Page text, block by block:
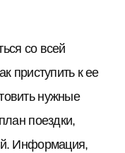
со всей
приступить к ее
нужные
поездки,
Информация,